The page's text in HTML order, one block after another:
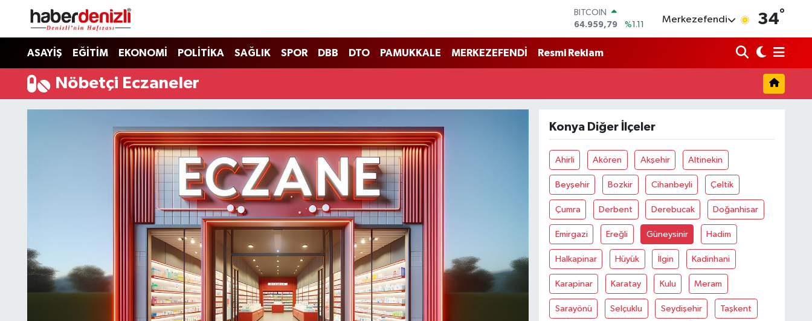
BITCOIN
64.959,79
%1.11
DOLAR
47,7436
64,4811
%0.38
6660.55
%0.03
BİST100
Merkezefendi 34°
ASAYİŞ EĞİTİM EKONOMİ POLİTİKA SAĞLIK SPOR DBB DTO PAMUKKALE MERKEZEFENDİ Resmi Reklam
Nöbetçi Eczaneler
Konya Diğer İlçeler
Ahirli Akören Akşehir Altinekin
Beyşehir Bozkir Cihanbeyli Çeltik
Çumra Derbent Derebucak Doğanhisar
Emirgazi Ereğli Güneysinir Hadim
Halkapinar Hüyük İlgin Kadinhani
Karapinar Karatay Kulu Meram
Sarayönü Selçuklu Seydişehir Taşkent
Denizli Nöbetçi Eczaneler
Denizli Hava Durumu
Denizli Trafik Yoğunluk Haritası
Puan Durumu ve Fikstür